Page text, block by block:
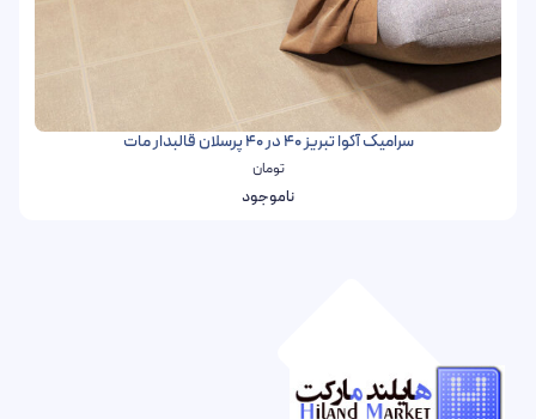
سرامیک آکوا تبریز 40 در 40 پرسلان قالبدار مات
تومان
ناموجود